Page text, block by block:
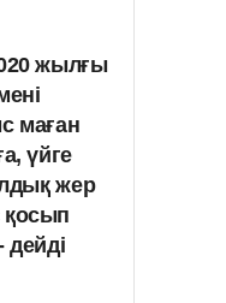
жылғы
маған
үйге
жер
қосып